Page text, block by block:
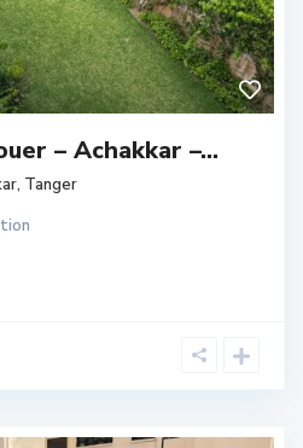
– Achakkar –...
, Tanger